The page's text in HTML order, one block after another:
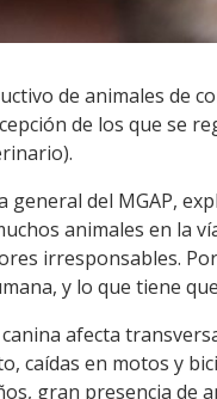
de animales de
de los que se
del MGAP,
animales en la
irresponsables.
y lo que tiene
afecta
caídas en motos y
gran presencia de